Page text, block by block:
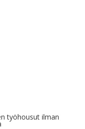
työhousut ilman